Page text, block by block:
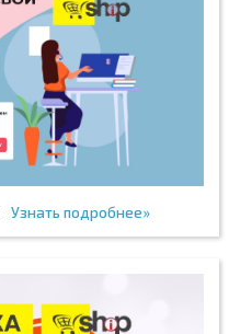
Узнать подробнее»